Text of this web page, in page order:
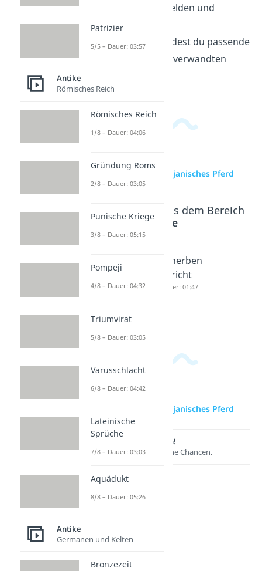
früher von Göttern, Helden und
Kriegen erzählten. Im
Geschichtsbereich
findest du passende
Videos zu diesem und verwandten
Themen.
zur Videoseite: Trojanisches Pferd
Beliebte Inhalte aus dem Bereich
Antike
Sparta
Dauer: 04:05
Weltwun
der der
Dauer: 04:49
Scherben
gericht
Dauer: 01:47
zur Videoseite: Trojanisches Pferd
Lernen lohnt sich!
Entdecke hier deine Chancen.
Patrizier
5/5 – Dauer: 03:57
Antike
Römisches Reich
Römisches Reich
1/8 – Dauer: 04:06
Gründung Roms
2/8 – Dauer: 03:05
Punische Kriege
3/8 – Dauer: 05:15
Pompeji
4/8 – Dauer: 04:32
Triumvirat
5/8 – Dauer: 03:05
Varusschlacht
6/8 – Dauer: 04:42
Lateinische
Sprüche
7/8 – Dauer: 03:03
Aquädukt
8/8 – Dauer: 05:26
Antike
Germanen und Kelten
Bronzezeit